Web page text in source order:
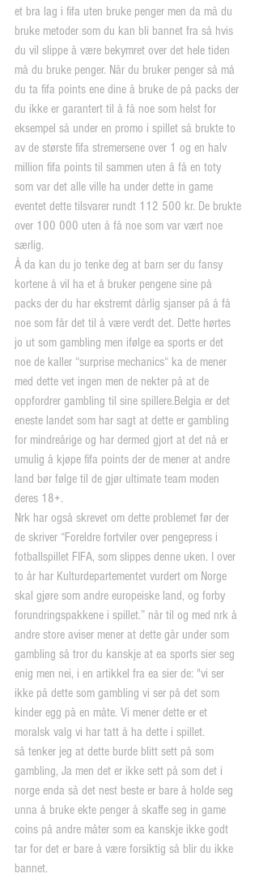
et bra lag i fifa uten bruke penger men da må du
bruke metoder som du kan bli bannet fra så hvis
du vil slippe å være bekymret over det hele tiden
må du bruke penger. Når du bruker penger så må
du ta fifa points ene dine å bruke de på packs der
du ikke er garantert til å få noe som helst for
eksempel så under en promo i spillet så brukte to
av de største fifa stremersene over 1 og en halv
million fifa points til sammen uten å få en toty
som var det alle ville ha under dette in game
eventet dette tilsvarer rundt 112 500 kr. De brukte
over 100 000 uten å få noe som var vært noe
særlig.
Å da kan du jo tenke deg at barn ser du fansy
kortene å vil ha et å bruker pengene sine på
packs der du har ekstremt dårlig sjanser på å få
noe som får det til å være verdt det. Dette hørtes
jo ut som gambling men ifølge ea sports er det
noe de kaller “surprise mechanics“ ka de mener
med dette vet ingen men de nekter på at de
oppfordrer gambling til sine spillere.Belgia er det
eneste landet som har sagt at dette er gambling
for mindreårige og har dermed gjort at det nå er
umulig å kjøpe fifa points der de mener at andre
land bør følge til de gjør ultimate team moden
deres 18+.
Nrk har også skrevet om dette problemet før der
de skriver “Foreldre fortviler over pengepress i
fotballspillet FIFA, som slippes denne uken. I over
to år har Kulturdepartementet vurdert om Norge
skal gjøre som andre europeiske land, og forby
forundringspakkene i spillet.” når til og med nrk å
andre store aviser mener at dette går under som
gambling så tror du kanskje at ea sports sier seg
enig men nei, i en artikkel fra ea sier de: "vi ser
ikke på dette som gambling vi ser på det som
kinder egg på en måte. Vi mener dette er et
moralsk valg vi har tatt å ha dette i spillet.
så tenker jeg at dette burde blitt sett på som
gambling, Ja men det er ikke sett på som det i
norge enda så det nest beste er bare å holde seg
unna å bruke ekte penger å skaffe seg in game
coins på andre måter som ea kanskje ikke godt
tar for det er bare å være forsiktig så blir du ikke
bannet.